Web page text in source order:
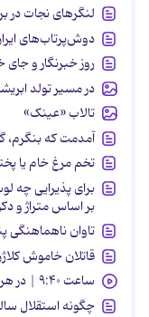
لنگرهای نجات در
دوش‌پرتاب‌های
روز خبرنگار و
در مسیر تولد
تالاب «عینک»
آمدمت که بنگرم،
تخم مرغ خام یا
برای پذیرایی چه
بر اساس متراژ و
تاوان ناهماهنگی
قاتلان خاموش
ساعت ۹:۴۰ | در هر زمان ممکن باید انتقامشان را پس بدهند
چگونه استقلال